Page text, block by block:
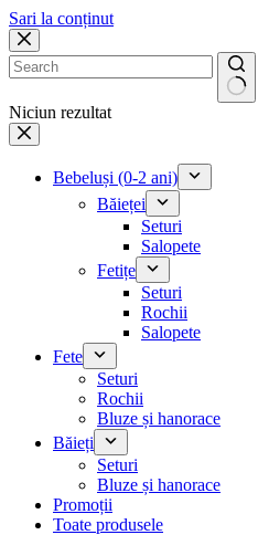
Sari la conținut
Niciun rezultat
Bebeluși (0-2 ani)
Băieței
Seturi
Salopete
Fetițe
Seturi
Rochii
Salopete
Fete
Seturi
Rochii
Bluze și hanorace
Băieți
Seturi
Bluze și hanorace
Promoții
Toate produsele